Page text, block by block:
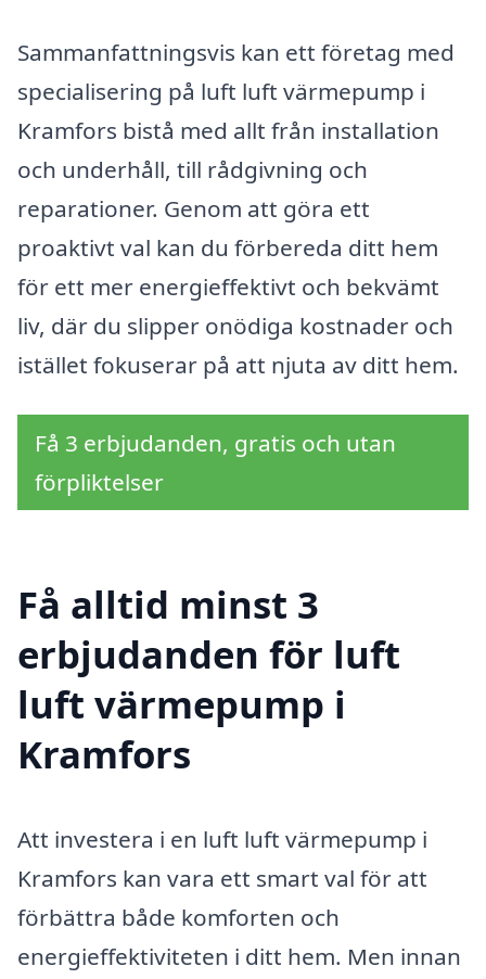
Sammanfattningsvis kan ett företag med
specialisering på luft luft värmepump i
Kramfors bistå med allt från installation
och underhåll, till rådgivning och
reparationer. Genom att göra ett
proaktivt val kan du förbereda ditt hem
för ett mer energieffektivt och bekvämt
liv, där du slipper onödiga kostnader och
istället fokuserar på att njuta av ditt hem.
Få 3 erbjudanden, gratis och utan
förpliktelser
Få alltid minst 3
erbjudanden för luft
luft värmepump i
Kramfors
Att investera i en luft luft värmepump i
Kramfors kan vara ett smart val för att
förbättra både komforten och
energieffektiviteten i ditt hem. Men innan